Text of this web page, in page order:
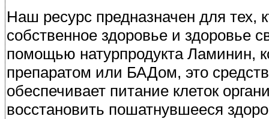
Наш ресурс предназначен для тех,
собственное здоровье и здоровье
помощью натурпродукта Ламинин,
препаратом или БАДом, это
обеспечивает питание клеток
восстановить пошатнувшееся